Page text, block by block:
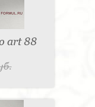
art 88